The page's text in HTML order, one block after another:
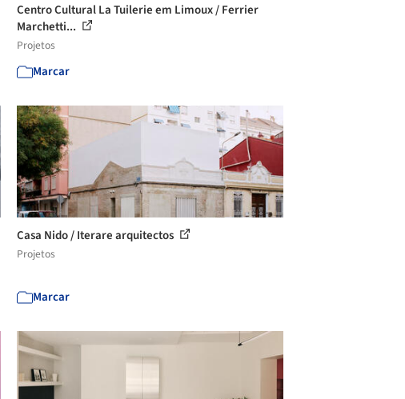
Centro Cultural La Tuilerie em Limoux / Ferrier
Marchetti...
Projetos
Marcar
Casa Nido / Iterare arquitectos
Projetos
Marcar